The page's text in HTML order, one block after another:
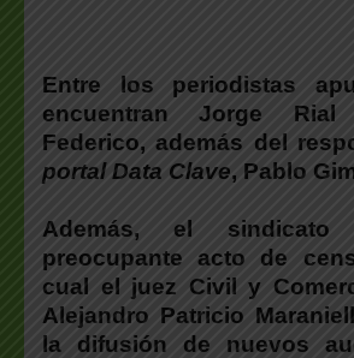
Entre los periodistas
encuentran Jorge
Federico, además del
portal Data Clave, Pablo
Además, el sindicato
preocupante acto de
cual el juez Civil y
Alejandro Patricio
la difusión de nuevos